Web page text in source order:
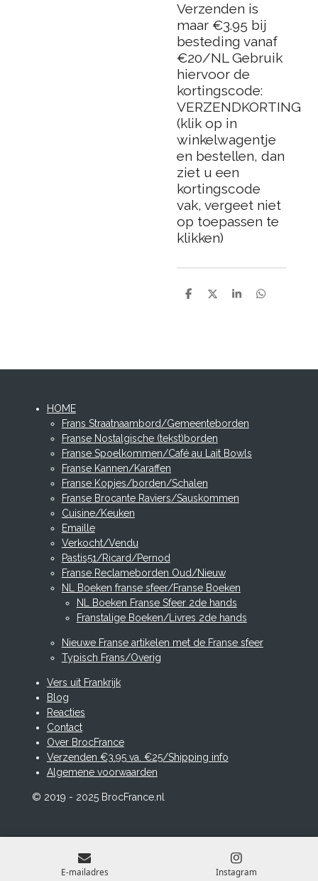
Verzenden is
maar €3.95 bij
besteding vanaf
€20/NL Gebruik
hiervoor de
kortingscode:
VERZENDKORTING
(klik op in
winkelwagentje
en bestellen, dan
ziet u een
kortingscode
vak, vergeet niet
op toepassen te
klikken)
D
D
S
D
HOME
Frans Straatnaambord/Gemeenteborden
Franse Nostalgische (tekst)borden
Franse Spoelkommen/Café au Lait Bowls
Franse Kannen/Karaffen
Franse Kopjes/borden/Schalen
Franse Brocante Raviers/Sauskommen
Cuisine/Keuken
Emaille
Verkocht/Vendu
Pastis51/Ricard/Pernod
Franse Reclameborden Oud/Nieuw
NL Boeken franse sfeer/Franse Boeken
NL Boeken Franse Sfeer 2de hands
Franstalige Boeken/Livres 2de hands
Nieuwe Franse artikelen met de Franse sfeer
Typisch Frans/Overig
Vers uit Frankrijk
Blog
Reacties
Contact
Over BrocFrance
Verzenden €3.95 va. €25/Shipping info
Algemene voorwaarden
© 2019 - 2025 BrocFrance.nl
E-mailadres Instagram